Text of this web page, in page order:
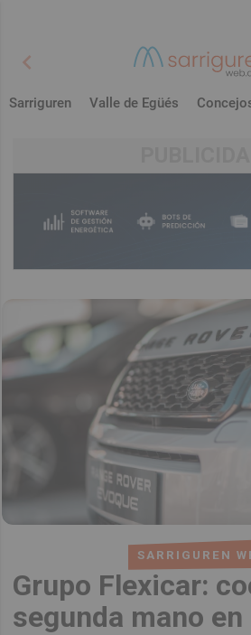
chevron_left
Sarriguren Valle de Egüés
SARRIGUREN
Grupo Flexicar:
segunda mano